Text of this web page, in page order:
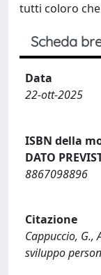
tutti coloro
Scheda
Data
22-ott-2025
ISBN della
DATO
8867098896
Citazione
Cappuccio,
sviluppo